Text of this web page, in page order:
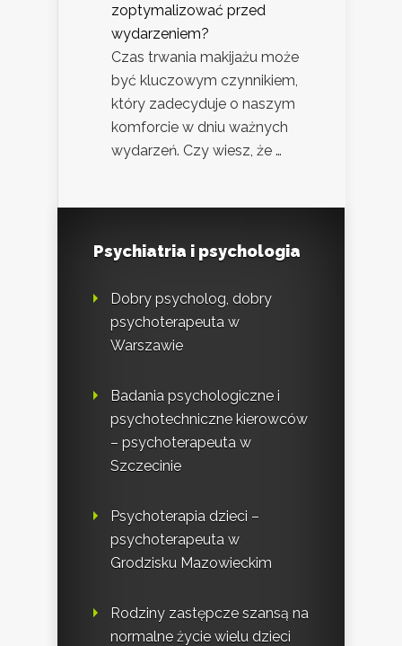
zoptymalizować przed
wydarzeniem?
Czas trwania makijażu może
być kluczowym czynnikiem,
który zadecyduje o naszym
komforcie w dniu ważnych
wydarzeń. Czy wiesz, że …
Psychiatria i psychologia
Dobry psycholog, dobry
psychoterapeuta w
Warszawie
Badania psychologiczne i
psychotechniczne kierowców
– psychoterapeuta w
Szczecinie
Psychoterapia dzieci –
psychoterapeuta w
Grodzisku Mazowieckim
Rodziny zastępcze szansą na
normalne życie wielu dzieci